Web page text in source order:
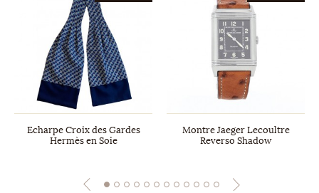
Echarpe Croix des Gardes
Hermès en Soie
Montre Jaeger Lecoultre
Reverso Shadow